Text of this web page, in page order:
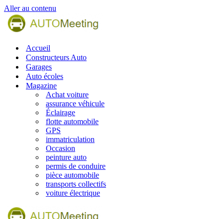
Aller au contenu
Accueil
Constructeurs Auto
Garages
Auto écoles
Magazine
Achat voiture
assurance véhicule
Éclairage
flotte automobile
GPS
immatriculation
Occasion
peinture auto
permis de conduire
pièce automobile
transports collectifs
voiture électrique